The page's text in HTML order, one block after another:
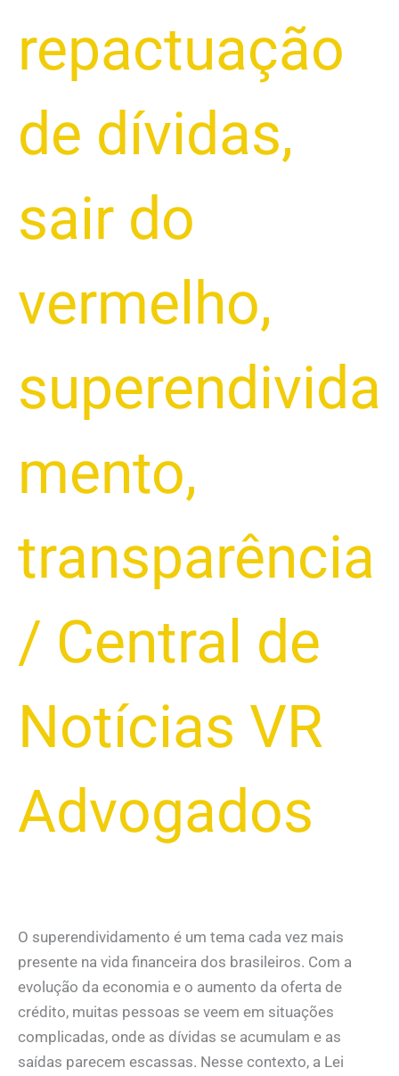
repactuação
de dívidas,
sair do
vermelho,
superendivida
mento,
transparência
/ Central de
Notícias VR
Advogados
O superendividamento é um tema cada vez mais
presente na vida financeira dos brasileiros. Com a
evolução da economia e o aumento da oferta de
crédito, muitas pessoas se veem em situações
complicadas, onde as dívidas se acumulam e as
saídas parecem escassas. Nesse contexto, a Lei